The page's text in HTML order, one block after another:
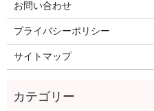
お問い合わせ
プライバシーポリシー
サイトマップ